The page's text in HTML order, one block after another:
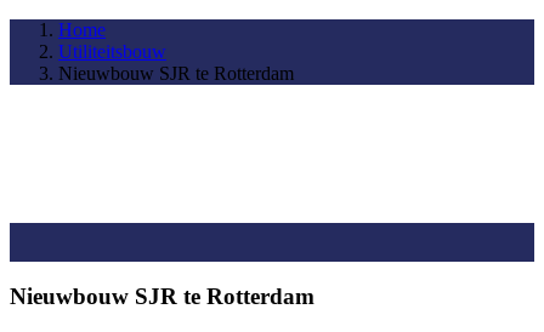
Home
Utiliteitsbouw
Nieuwbouw SJR te Rotterdam
Nieuwbouw SJR te Rotterdam